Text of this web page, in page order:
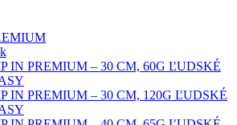
IN PREMIUM – 30 CM, 60G ĽUDSKÉ
IN PREMIUM – 30 CM, 120G ĽUDSKÉ